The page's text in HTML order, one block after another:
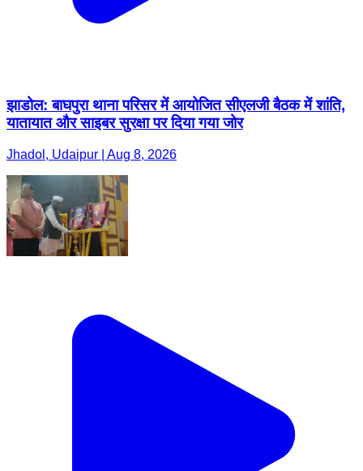
झाडोल: बाघपुरा थाना परिसर में आयोजित सीएलजी बैठक में शांति,
यातायात और साइबर सुरक्षा पर दिया गया जोर
Jhadol, Udaipur | Aug 8, 2026